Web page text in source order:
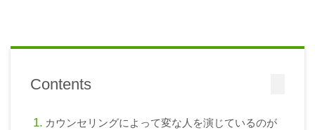
Contents
カウンセリングによって変な人を演じているのが